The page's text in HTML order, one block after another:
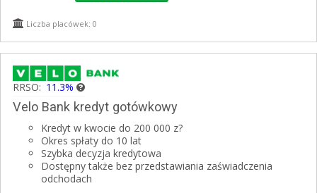
Liczba placówek: 0
RRSO: 11.3%
Velo Bank kredyt gotówkowy
Kredyt w kwocie do 200 000 z?
Okres spłaty do 10 lat
Szybka decyzja kredytowa
Dostępny także bez przedstawiania zaświadczenia
odchodach